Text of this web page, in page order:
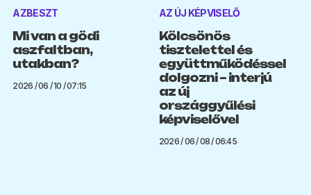
AZBESZT
Mi van a gödi
aszfaltban,
utakban?
2026 / 06 / 10 / 07:15
AZ ÚJ KÉPVISELŐ
Kölcsönös
tisztelettel és
együttműködéssel
dolgozni – interjú
az új
országgyűlési
képviselővel
2026 / 06 / 08 / 06:45